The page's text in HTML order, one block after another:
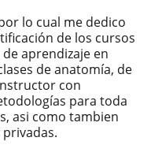
lo cual me dedico
de los cursos
aprendizaje en
de anatomía, de
con
para toda
asi como tambien